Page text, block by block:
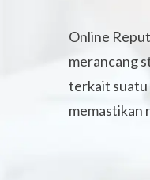
Online
merancang
terkait suatu
memastikan